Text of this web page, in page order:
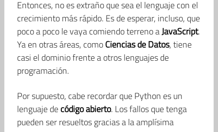
Entonces, no es extraño que sea el lenguaje con el
crecimiento más rápido. Es de esperar, incluso, que
poco a poco le vaya comiendo terreno aJavaScript.
Ya en otras áreas, comoCiencias de Datos, tiene
casi el dominio frente a otros lenguajes de
programación.
Por supuesto, cabe recordar que Python es un
lenguaje decódigo abierto. Los fallos que tenga
pueden ser resueltos gracias a la amplísima